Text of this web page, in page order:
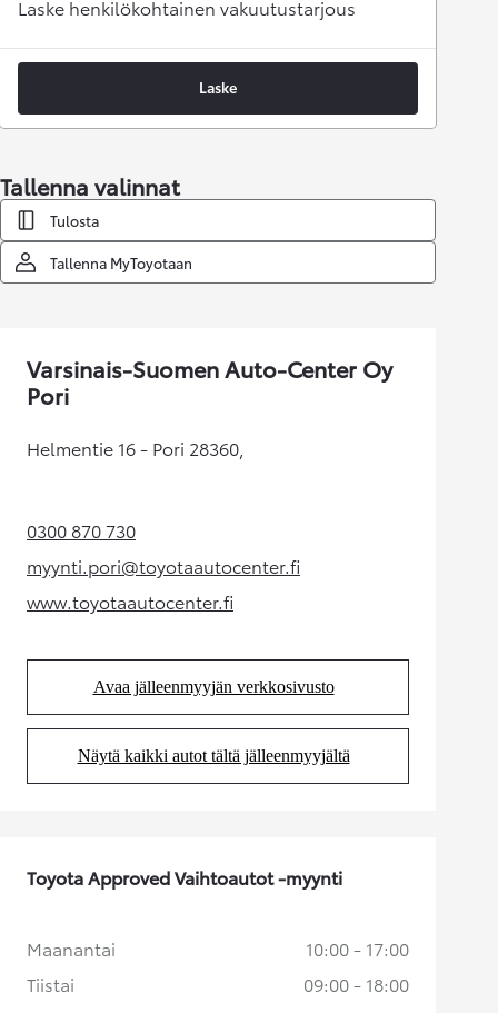
Laske henkilökohtainen vakuutustarjous
Laske
Tallenna valinnat
Tulosta
Tallenna MyToyotaan
Varsinais-Suomen Auto-Center Oy
Pori
Helmentie 16 - Pori 28360,
0300 870 730(Aukeaa uudessa välilehdessä)
myynti.pori@toyotaautocenter.fi
(Aukeaa uudessa välilehdessä)
www.toyotaautocenter.fi(Aukeaa uudessa välilehdessä)
Avaa jälleenmyyjän verkkosivusto
(Aukeaa uudessa välilehdessä)
Näytä kaikki autot tältä jälleenmyyjältä
(Aukeaa uudessa välilehdessä)
Toyota Approved Vaihtoautot -myynti
Maanantai
10:00 - 17:00
Tiistai
09:00 - 18:00